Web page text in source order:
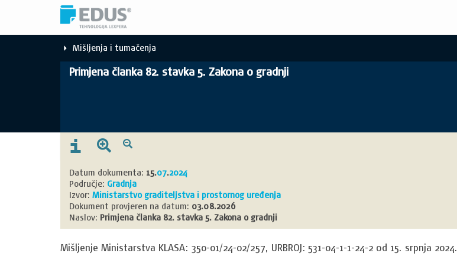
Mišljenja i tumačenja
Primjena članka 82. stavka 5. Zakona o gradnji
Datum dokumenta: 15.07.2024
Područje: Gradnja
Izvor: Ministarstvo graditeljstva i prostornog uređenja
Dokument provjeren na datum: 03.08.2026
Naslov: Primjena članka 82. stavka 5. Zakona o gradnji
Mišljenje Ministarstva KLASA: 350-01/24-02/257, URBROJ: 531-04-1-1-24-2 od 15. srpnja 2024.